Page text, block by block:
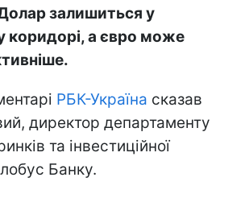
залишиться у
коридорі, а євро може
РБК-Україна сказав
директор департаменту
та інвестиційної
Банку.